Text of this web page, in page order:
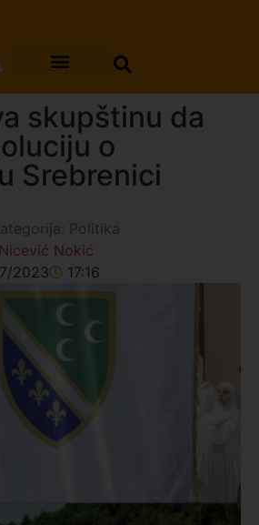
skupštinu da
o
Srebrenici
Politika
Nokić
2023 17:16